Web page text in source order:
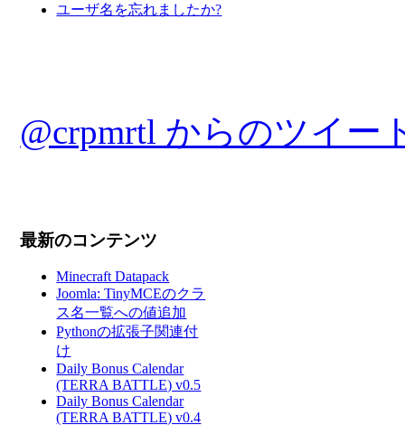
ユーザ名を忘れましたか?
@crpmrtl からのツイー
最新のコンテンツ
Minecraft Datapack
Joomla: TinyMCEのクラ
ス名一覧への値追加
Pythonの拡張子関連付
け
Daily Bonus Calendar
(TERRA BATTLE) v0.5
Daily Bonus Calendar
(TERRA BATTLE) v0.4